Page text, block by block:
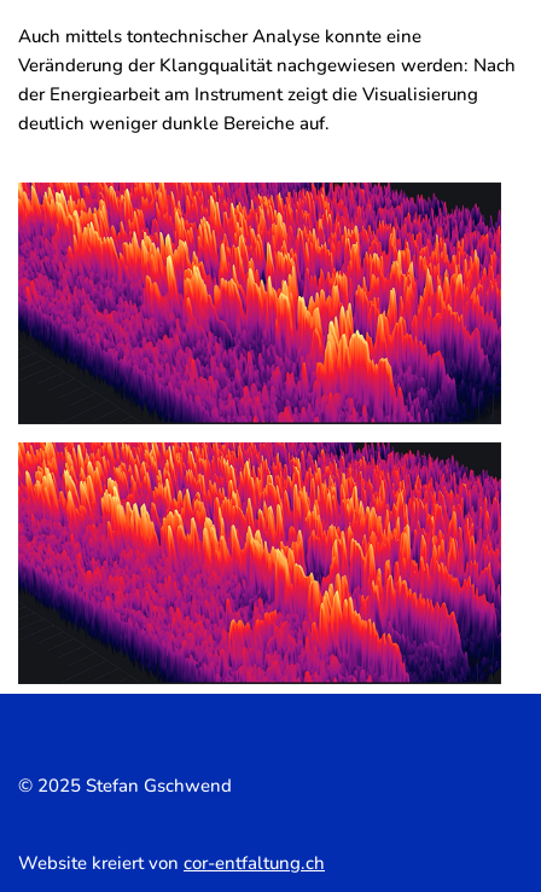
Auch mittels tontechnischer Analyse konnte eine
Veränderung der Klangqualität nachgewiesen werden: Nach
der Energiearbeit am Instrument zeigt die Visualisierung
deutlich weniger dunkle Bereiche auf.
© 2025 Stefan Gschwend
Website kreiert von cor-entfaltung.ch